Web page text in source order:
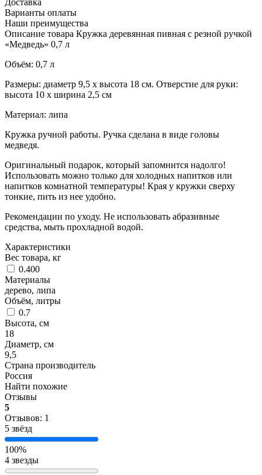
Варианты оплаты
Наши преимущества
Описание товара Кружка деревянная пивная с резной ручкой
«Медведь» 0,7 л
Объём: 0,7 л
Размеры: диаметр 9,5 х высота 18 см. Отверстие для руки:
высота 10 х ширина 2,5 см
Материал: липа
Кружка ручной работы. Ручка сделана в виде головы
медведя.
Оригинальный подарок, который запомнится надолго!
Использовать можно только для холодных напитков или
напитков комнатной температуры! Края у кружки сверху
тонкие, пить из нее удобно.
Рекомендации по уходу. Не использовать абразивные
средства, мыть прохладной водой.
Характеристики
Вес товара, кг
0.400
Материалы
дерево, липа
Объём, литры
0.7
Высота, см
18
Диаметр, см
9,5
Страна производитель
Россия
Найти похожие
Отзывы
5
Отзывов: 1
5 звёзд
100%
4 звезды